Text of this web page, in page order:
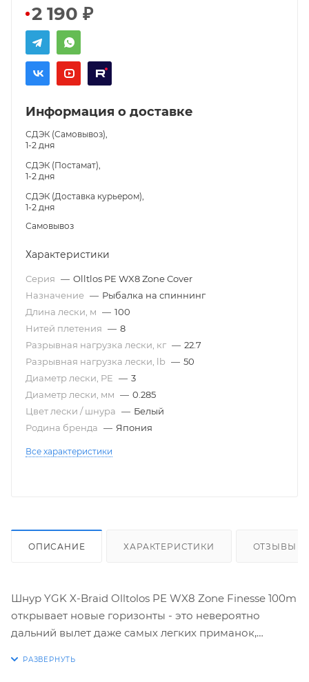
2 190 ₽
Информация о доставке
СДЭК (Самовывоз),
1-2 дня
СДЭК (Постамат),
1-2 дня
СДЭК (Доставка курьером),
1-2 дня
Самовывоз
Характеристики
Серия — Olltlos PE WX8 Zone Cover
Назначение — Рыбалка на спиннинг
Длина лески, м — 100
Нитей плетения — 8
Разрывная нагрузка лески, кг — 22.7
Разрывная нагрузка лески, lb — 50
Диаметр лески, PE — 3
Диаметр лески, мм — 0.285
Цвет лески / шнура — Белый
Родина бренда — Япония
Все характеристики
ОПИСАНИЕ ХАРАКТЕРИСТИКИ ОТЗЫВЫ
Шнур YGK X-Braid Olltolos PE WX8 Zone Finesse 100m
открывает новые горизонты - это невероятно
дальний вылет даже самых легких приманок,